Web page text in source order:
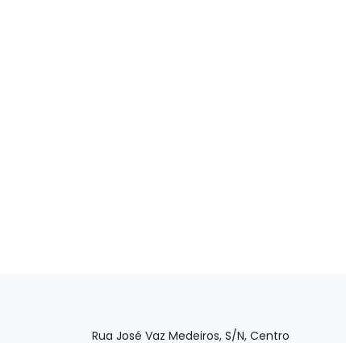
Rua José Vaz Medeiros, S/N, Centro